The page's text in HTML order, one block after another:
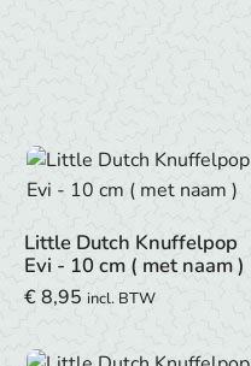
Little Dutch Knuffelpop
Evi - 10 cm ( met naam )
€8,95 incl. BTW